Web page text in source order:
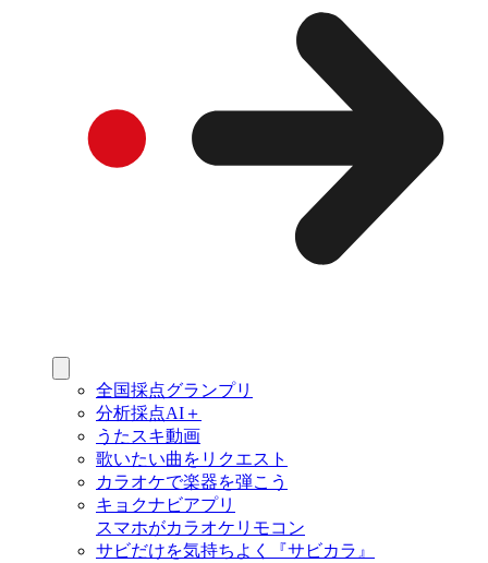
全国採点グランプリ
分析採点AI＋
うたスキ動画
歌いたい曲をリクエスト
カラオケで楽器を弾こう
キョクナビアプリ
スマホがカラオケリモコン
サビだけを気持ちよく『サビカラ』